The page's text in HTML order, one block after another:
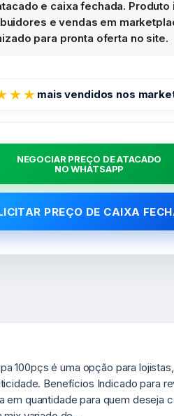
e caixa fechada. Produto
e vendas em
para pronta oferta no site.
mais vendidos nos
NEGOCIAR PREÇO DE ATACADO
NO WHATSAPP
PREÇO DE CAIXA
100pçs é uma opção para
Benefícios Indicado para
quantidade para quem deseja